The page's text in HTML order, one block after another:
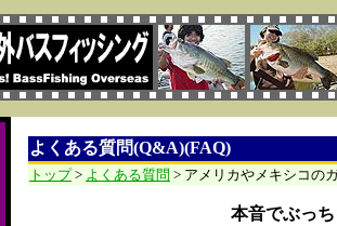
よくある質問(Q&A)(FAQ)
トップ> よくある質問 > アメリカやメキシコの
本音でぶっち